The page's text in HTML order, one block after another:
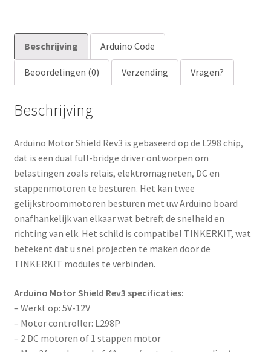
i
a
d
d
e
s
s
t
o
j
o
i
n
h
Beschrijving Arduino Code
Beoordelingen (0) Verzending Vragen?
Beschrijving
Arduino Motor Shield Rev3 is gebaseerd op de L298 chip,
dat is een dual full-bridge driver ontworpen om
belastingen zoals relais, elektromagneten, DC en
stappenmotoren te besturen. Het kan twee
gelijkstroommotoren besturen met uw Arduino board
onafhankelijk van elkaar wat betreft de snelheid en
richting van elk. Het schild is compatibel TINKERKIT, wat
betekent dat u snel projecten te maken door de
TINKERKIT modules te verbinden.
Arduino Motor Shield Rev3 specificaties:
– Werkt op: 5V-12V
– Motor controller: L298P
– 2 DC motoren of 1 stappen motor